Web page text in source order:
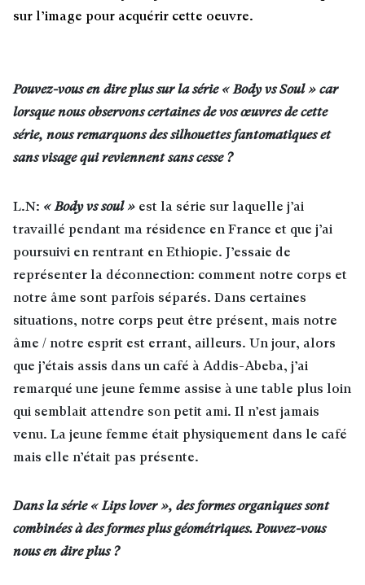
sur l’image pour acquérir cette oeuvre.
Pouvez-vous en dire plus sur la série « Body vs Soul » car
lorsque nous observons certaines de vos œuvres de cette
série, nous remarquons des silhouettes fantomatiques et
sans visage qui reviennent sans cesse ?
L.N: « Body vs soul » est la série sur laquelle j’ai
travaillé pendant ma résidence en France et que j’ai
poursuivi en rentrant en Ethiopie. J’essaie de
représenter la déconnection: comment notre corps et
notre âme sont parfois séparés. Dans certaines
situations, notre corps peut être présent, mais notre
âme / notre esprit est errant, ailleurs. Un jour, alors
que j’étais assis dans un café à Addis-Abeba, j’ai
remarqué une jeune femme assise à une table plus loin
qui semblait attendre son petit ami. Il n’est jamais
venu. La jeune femme était physiquement dans le café
mais elle n’était pas présente.
Dans la série « Lips lover », des formes organiques sont
combinées à des formes plus géométriques. Pouvez-vous
nous en dire plus ?